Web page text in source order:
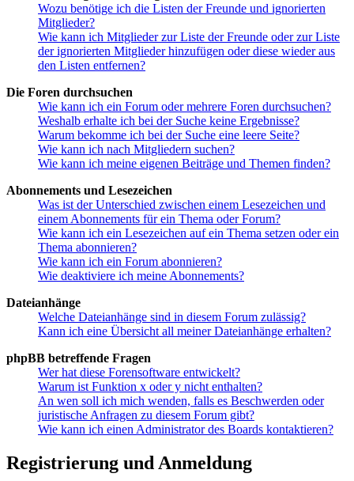
Wozu benötige ich die Listen der Freunde und ignorierten
Mitglieder?
Wie kann ich Mitglieder zur Liste der Freunde oder zur Liste
der ignorierten Mitglieder hinzufügen oder diese wieder aus
den Listen entfernen?
Die Foren durchsuchen
Wie kann ich ein Forum oder mehrere Foren durchsuchen?
Weshalb erhalte ich bei der Suche keine Ergebnisse?
Warum bekomme ich bei der Suche eine leere Seite?
Wie kann ich nach Mitgliedern suchen?
Wie kann ich meine eigenen Beiträge und Themen finden?
Abonnements und Lesezeichen
Was ist der Unterschied zwischen einem Lesezeichen und
einem Abonnements für ein Thema oder Forum?
Wie kann ich ein Lesezeichen auf ein Thema setzen oder ein
Thema abonnieren?
Wie kann ich ein Forum abonnieren?
Wie deaktiviere ich meine Abonnements?
Dateianhänge
Welche Dateianhänge sind in diesem Forum zulässig?
Kann ich eine Übersicht all meiner Dateianhänge erhalten?
phpBB betreffende Fragen
Wer hat diese Forensoftware entwickelt?
Warum ist Funktion x oder y nicht enthalten?
An wen soll ich mich wenden, falls es Beschwerden oder
juristische Anfragen zu diesem Forum gibt?
Wie kann ich einen Administrator des Boards kontaktieren?
Registrierung und Anmeldung